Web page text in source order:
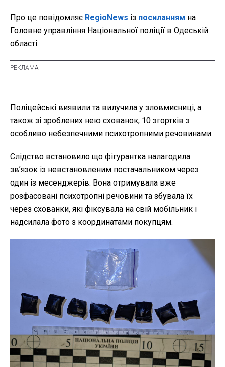
Про це повідомляє RegioNews із посиланням на
Головне управління Національної поліції в Одеській
області.
Поліцейські виявили та вилучила у зловмисниці, а
також зі зроблених нею схованок, 10 згортків з
особливо небезпечними психотропними речовинами.
Слідство встановило що фігурантка налагодила
зв’язок із невстановленим постачальником через
один із месенджерів. Вона отримувала вже
розфасовані психотропні речовини та збувала їх
через схованки, які фіксувала на свій мобільник і
надсилала фото з координатами покупцям.